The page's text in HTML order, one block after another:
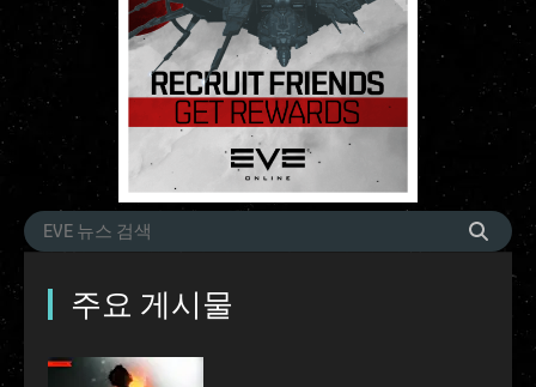
주요 게시물